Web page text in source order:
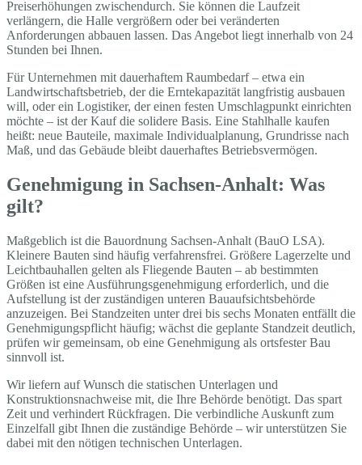
Preiserhöhungen zwischendurch. Sie können die Laufzeit
verlängern, die Halle vergrößern oder bei veränderten
Anforderungen abbauen lassen. Das Angebot liegt innerhalb von 24
Stunden bei Ihnen.
Für Unternehmen mit dauerhaftem Raumbedarf – etwa ein
Landwirtschaftsbetrieb, der die Erntekapazität langfristig ausbauen
will, oder ein Logistiker, der einen festen Umschlagpunkt einrichten
möchte – ist der Kauf die solidere Basis. Eine Stahlhalle kaufen
heißt: neue Bauteile, maximale Individualplanung, Grundrisse nach
Maß, und das Gebäude bleibt dauerhaftes Betriebsvermögen.
Genehmigung in Sachsen-Anhalt: Was
gilt?
Maßgeblich ist die Bauordnung Sachsen-Anhalt (BauO LSA).
Kleinere Bauten sind häufig verfahrensfrei. Größere Lagerzelte und
Leichtbauhallen gelten als Fliegende Bauten – ab bestimmten
Größen ist eine Ausführungsgenehmigung erforderlich, und die
Aufstellung ist der zuständigen unteren Bauaufsichtsbehörde
anzuzeigen. Bei Standzeiten unter drei bis sechs Monaten entfällt die
Genehmigungspflicht häufig; wächst die geplante Standzeit deutlich,
prüfen wir gemeinsam, ob eine Genehmigung als ortsfester Bau
sinnvoll ist.
Wir liefern auf Wunsch die statischen Unterlagen und
Konstruktionsnachweise mit, die Ihre Behörde benötigt. Das spart
Zeit und verhindert Rückfragen. Die verbindliche Auskunft zum
Einzelfall gibt Ihnen die zuständige Behörde – wir unterstützen Sie
dabei mit den nötigen technischen Unterlagen.